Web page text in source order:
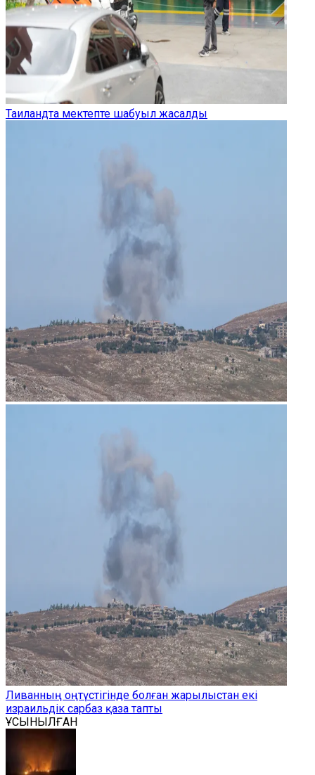
Таиландта мектепте шабуыл жасалды
Ливанның оңтүстігінде болған жарылыстан екі
израильдік сарбаз қаза тапты
ҰСЫНЫЛҒАН